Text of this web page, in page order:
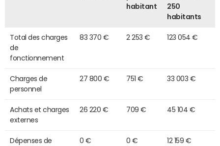
habitant
250
habitants
Total des charges
de
fonctionnement
83 370 € 2 253 € 123 054 €
Charges de
personnel
27 800 € 751 € 33 003 €
Achats et charges
externes
26 220 € 709 € 45 104 €
Dépenses de 0 € 0 € 12 159 €